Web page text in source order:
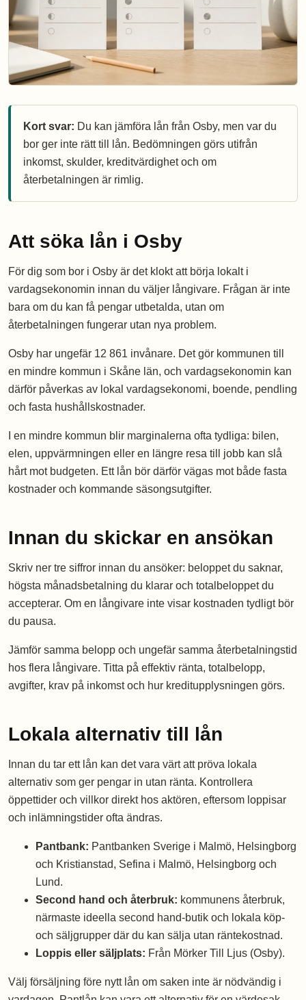
Kort svar: Du kan jämföra lån från Osby, men var du
bor ger inte rätt till lån. Bedömningen görs utifrån
inkomst, skulder, kreditvärdighet och om
återbetalningen är rimlig.
Att söka lån i Osby
För dig som bor i Osby är det klokt att börja lokalt i
vardagsekonomin innan du väljer långivare. Frågan är inte
bara om du kan få pengar utbetalda, utan om
återbetalningen fungerar utan nya problem.
Osby har ungefär 12 861 invånare. Det gör kommunen till
en mindre kommun i Skåne län, och vardagsekonomin kan
därför påverkas av lokal vardagsekonomi, boende, pendling
och fasta hushållskostnader.
I en mindre kommun blir marginalerna ofta tydliga: bilen,
elen, uppvärmningen eller en längre resa till jobb kan slå
hårt mot budgeten. Ett lån bör därför vägas mot både fasta
kostnader och kommande säsongsutgifter.
Innan du skickar en ansökan
Skriv ner tre siffror innan du ansöker: beloppet du saknar,
högsta månadsbetalning du klarar och totalbeloppet du
accepterar. Om en långivare inte visar kostnaden tydligt bör
du pausa.
Jämför samma belopp och ungefär samma återbetalningstid
hos flera långivare. Titta på effektiv ränta, totalbelopp,
avgifter, krav på inkomst och hur kreditupplysningen görs.
Lokala alternativ till lån
Innan du tar ett lån kan det vara värt att pröva lokala
alternativ som ger pengar in utan ränta. Kontrollera
öppettider och villkor direkt hos aktören, eftersom loppisar
och inlämningstider ofta ändras.
Pantbank: Pantbanken Sverige i Malmö, Helsingborg
och Kristianstad, Sefina i Malmö, Helsingborg och
Lund.
Second hand och återbruk: kommunens återbruk,
närmaste ideella second hand-butik och lokala köp-
och säljgrupper där du kan sälja utan räntekostnad.
Loppis eller säljplats: Från Mörker Till Ljus (Osby).
Välj försäljning före nytt lån om saken inte är nödvändig i